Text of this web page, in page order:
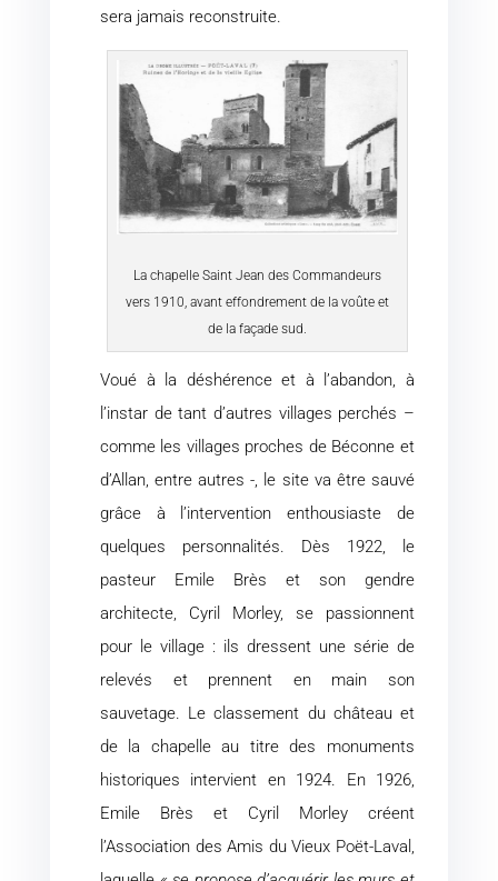
sera jamais reconstruite.
La chapelle Saint Jean des Commandeurs
vers 1910, avant effondrement de la voûte et
de la façade sud.
Voué à la déshérence et à l’abandon, à
l’instar de tant d’autres villages perchés –
comme les villages proches de Béconne et
d’Allan, entre autres -, le site va être sauvé
grâce à l’intervention enthousiaste de
quelques personnalités. Dès 1922, le
pasteur Emile Brès et son gendre
architecte, Cyril Morley, se passionnent
pour le village : ils dressent une série de
relevés et prennent en main son
sauvetage. Le classement du château et
de la chapelle au titre des monuments
historiques intervient en 1924. En 1926,
Emile Brès et Cyril Morley créent
l’Association des Amis du Vieux Poët-Laval,